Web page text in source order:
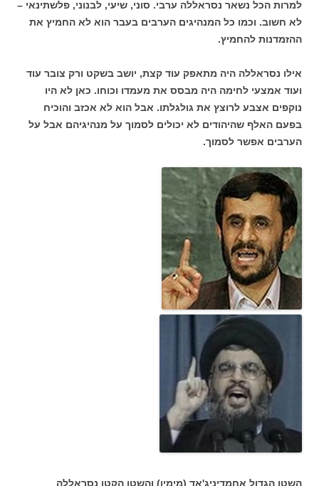
למרות הכל נשאר נסראללה ערבי. סוני, שיעי, לבנוני, פלשתינאי –
לא חשוב. וכמו כל המנהיגים הערבים בעבר הוא לא החמיץ את
ההזמדנות להחמיץ.
אילו נסראללה היה מתאפק עוד קצת, יושב בשקט ורק צובר עוד
ועוד אמצעי לחימה היה מבסס את מעמדו וכוחו. כאן לא היו
נוקפים אצבע לרוצץ את גולגלתו. אבל הוא לא אכזב והוכיח
בפעם האלף שהיהודים לא יכולים לסמוך על מנהיגיהם אבל על
הערבים אפשר לסמוך.
השטן הגדול אחמדיניג'אד (מימין) והשטן הקטן נסראללה